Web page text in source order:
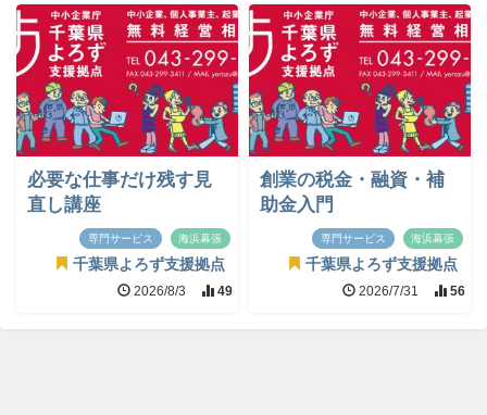
必要な仕事だけ残す見
直し講座
専門サービス 海浜幕張
千葉県よろず支援拠点
2026/8/3 49
創業の税金・融資・補
助金入門
専門サービス 海浜幕張
千葉県よろず支援拠点
2026/7/31 56